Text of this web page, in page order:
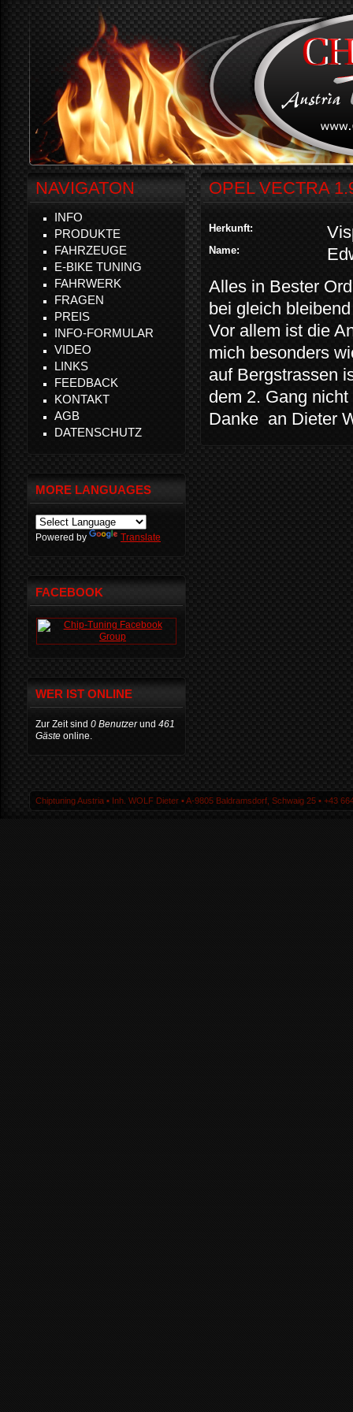
OPEL VECTRA
Herkunft:
Name:
Alles in Bester
bei gleich
Vor allem ist die
mich besonders
auf Bergstrassen
dem 2. Gang
Danke an Dieter
NAVIGATON
INFO
PRODUKTE
FAHRZEUGE
E-BIKE TUNING
FAHRWERK
FRAGEN
PREIS
INFO-FORMULAR
VIDEO
LINKS
FEEDBACK
KONTAKT
AGB
DATENSCHUTZ
MORE LANGUAGES
Powered by Translate
FACEBOOK
WER IST ONLINE
Zur Zeit sind 0 Benutzerund 461
Gäste online.
Chiptuning Austria ▪ Inh. WOLF Dieter ▪ A-9805 Baldramsdorf, Schwaig 25 ▪ +43